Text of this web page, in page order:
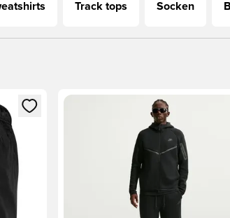
Track tops Socken
oder Registrieren als Mitglied
Öffnet ein neues Fenster zum